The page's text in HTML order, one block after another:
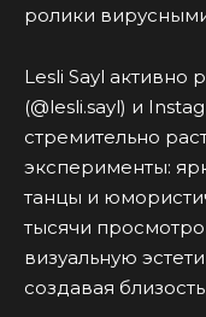
ролики
Lesli Sayl активно
(@lesli.sayl) и
стремительно
эксперименты:
танцы и
тысячи
визуальную
создавая